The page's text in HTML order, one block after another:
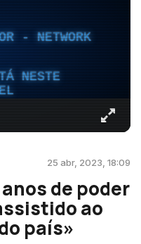
- NETWORK
NESTE
25 abr, 2023, 18:09
de poder
ao
país»